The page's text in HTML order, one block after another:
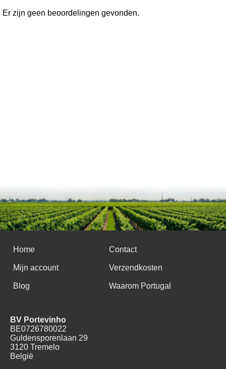
Er zijn geen beoordelingen gevonden.
Home Contact
Mijn account Verzendkosten
Blog Waarom Portugal
BV Portevinho
BE0726780022
Guldensporenlaan 29
3120 Tremelo
België